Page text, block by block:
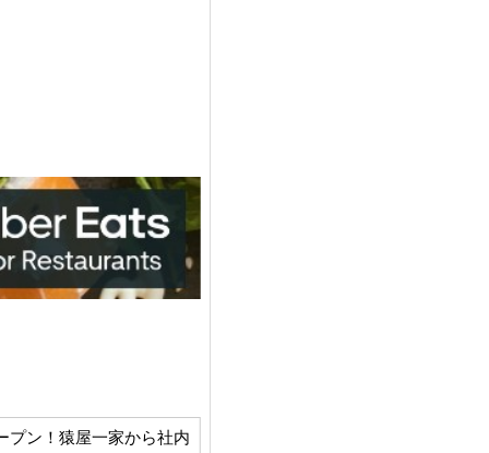
ン！猿屋一家から社内